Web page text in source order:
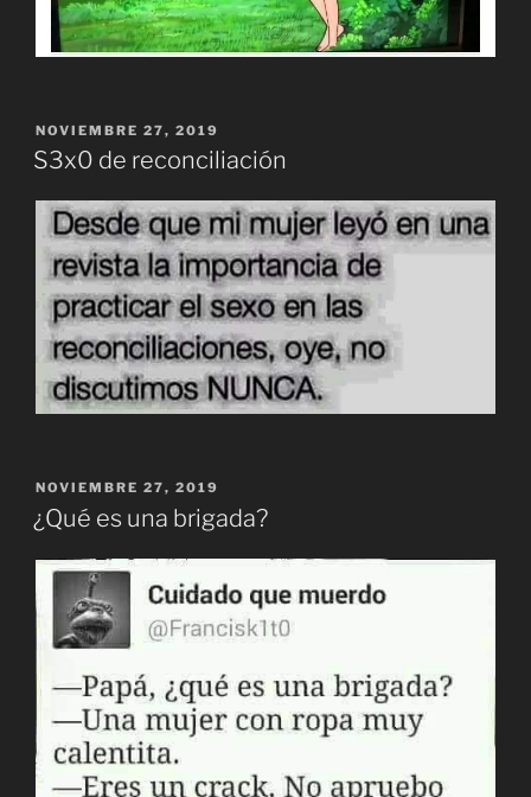
PUBLICADO
EL
NOVIEMBRE 27, 2019
S3x0 de reconciliación
PUBLICADO
EL
NOVIEMBRE 27, 2019
¿Qué es una brigada?